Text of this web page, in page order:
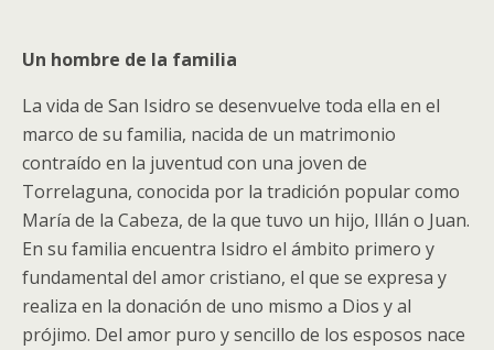
Un hombre de la familia
La vida de San Isidro se desenvuelve toda ella en el
marco de su familia, nacida de un matrimonio
contraído en la juventud con una joven de
Torrelaguna, conocida por la tradición popular como
María de la Cabeza, de la que tuvo un hijo, Illán o Juan.
En su familia encuentra Isidro el ámbito primero y
fundamental del amor cristiano, el que se expresa y
realiza en la donación de uno mismo a Dios y al
prójimo. Del amor puro y sencillo de los esposos nace